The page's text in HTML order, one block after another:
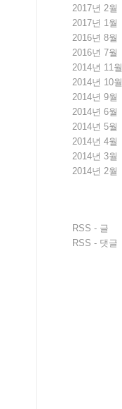
2017년 2월
2017년 1월
2016년 8월
2016년 7월
2014년 11월
2014년 10월
2014년 9월
2014년 6월
2014년 5월
2014년 4월
2014년 3월
2014년 2월
RSS - 글
RSS - 댓글